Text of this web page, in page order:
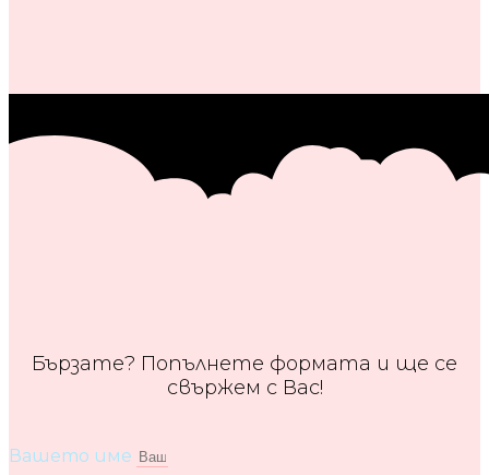
Бързате? Попълнете формата и ще се
свържем с Вас!
Вашето име